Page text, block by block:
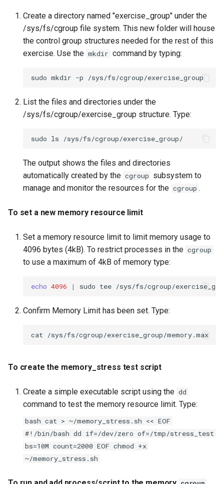
Create a directory named "exercise_group" under the
/sys/fs/cgroup file system. This new folder will house
the control group structures needed for the rest of this
exercise. Use the mkdir command by typing:
sudo mkdir -p
List the files and directories under the
/sys/fs/cgroup/exercise_group structure. Type:
sudo ls
The output shows the files and directories
automatically created by the cgroup subsystem to
manage and monitor the resources for the cgroup .
To set a new memory resource limit
Set a memory resource limit to limit memory usage to
4096 bytes (4kB). To restrict processes in the cgroup
to use a maximum of 4kB of memory type:
echo 4096 | sudo tee
Confirm Memory Limit has been set. Type:
cat
To create the memory_stress test script
Create a simple executable script using the dd
command to test the memory resource limit. Type:
bash cat > ~/memory_stress.sh << EOF
#!/bin/bash dd if=/dev/zero of=/tmp/stress_test
bs=10M count=2000 EOF chmod +x
~/memory_stress.sh